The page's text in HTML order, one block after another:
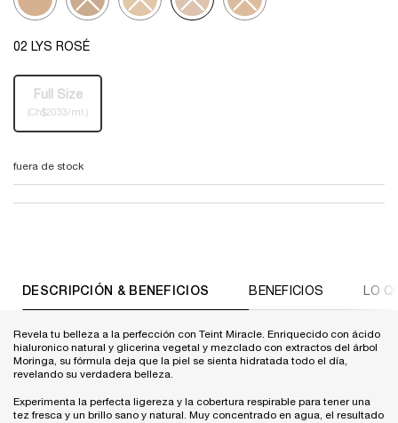
02 LYS ROSÉ
Selected
The product variation is out of stock,
Full Size
(Ch$2033/ml.)
, 1 of 1
fuera de stock
DESCRIPCIÓN & BENEFICIOS BENEFICIOS LO
Revela tu belleza a la perfección con Teint Miracle. Enriquecido con ácido
hialuronico natural y glicerina vegetal y mezclado con extractos del árbol
Moringa, su fórmula deja que la piel se sienta hidratada todo el día,
revelando su verdadera belleza.
Experimenta la perfecta ligereza y la cobertura respirable para tener una
tez fresca y un brillo sano y natural. Muy concentrado en agua, el resultado